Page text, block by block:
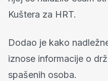
Kuštera za HRT.
Dodao je kako
iznose informacije o
spašenih osoba.